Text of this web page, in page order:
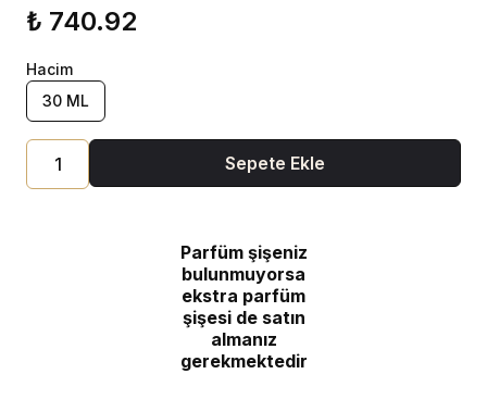
₺ 740.92
Hacim
30 ML
Sepete Ekle
Parfüm şişeniz
bulunmuyorsa
ekstra parfüm
şişesi de satın
almanız
gerekmektedir